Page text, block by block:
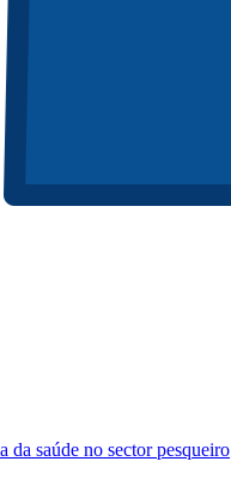
da saúde no sector pesqueiro